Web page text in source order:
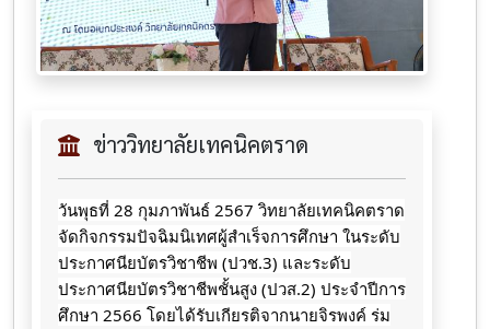
ข่าววิทยาลัยเทคนิคตราด
วันพุธที่ 28 กุมภาพันธ์ 2567 วิทยาลัยเทคนิคตราด
จัดกิจกรรมปัจฉิมนิเทศผู้สำเร็จการศึกษา ในระดับ
ประกาศนียบัตรวิชาชีพ (ปวช.3) และระดับ
ประกาศนียบัตรวิชาชีพชั้นสูง (ปวส.2) ประจำปีการ
ศึกษา 2566 โดยได้รับเกียรติจากนายจิรพงค์ ร่ม